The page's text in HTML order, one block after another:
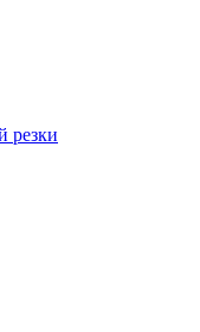
резки